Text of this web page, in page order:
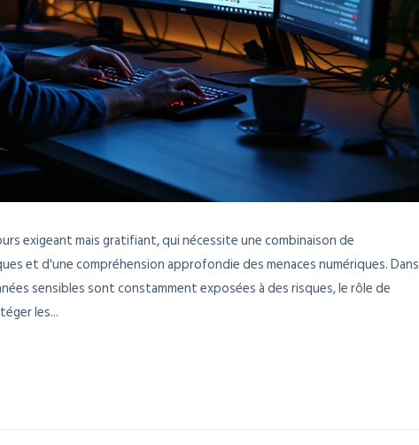
exigeant mais gratifiant, qui nécessite une combinaison de
et d'une compréhension approfondie des menaces numériques. Dans
sensibles sont constamment exposées à des risques, le rôle de
les...